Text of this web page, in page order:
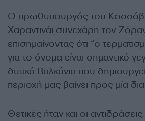
Ο πρωθυπουργός του
Χαραντινάι συνεχάρη τον
επισημαίνοντας ότι “ο
για το όνομα είναι σημαντικό
δυτικά Βαλκάνια που
περιοχή μας βαίνει προς μία
Θετικές ήταν και οι